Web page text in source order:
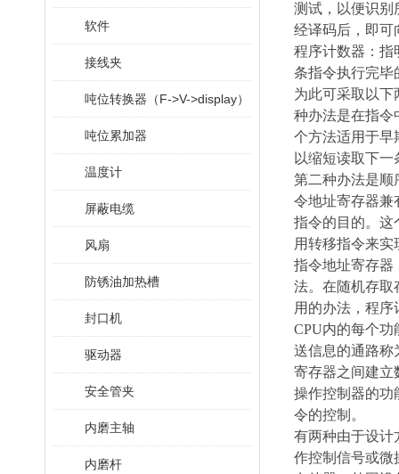
软件
接线夹
吨位转换器（F->V->display）
吨位累加器
温度计
屏蔽电缆
风扇
防锈油加热槽
封口机
驱动器
安全管夹
内磨主轴
内磨杆
测试，以便识别
经译码后，即可
程序计数器：指
条指令执行完毕
为此可采取以下
种办法是在指令
个方法适用于早
以缩短读取下
第二种办法是顺
令地址寄存器兼
指令的目的。这
用转移指令来
指令地址寄存器
法。在随机存取
用的办法，程
CPU内的每个
送信息的通路称
寄存器之间建立
操作控制器的功
令的控制。
有两种由于设计
作控制信号或微